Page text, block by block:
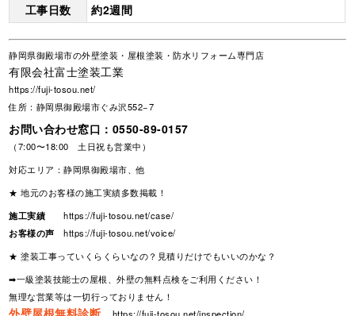
工事日数
約2週間
静岡県御殿場市の外壁塗装・屋根塗装・防水リフォーム専門店
有限会社富士塗装工業
https://fuji-tosou.net/
住所：静岡県御殿場市ぐみ沢552−7
お問い合わせ窓口： 0550-89-0157
（7:00〜18:00 土日祝も営業中）
対応エリア：静岡県御殿場市、他
★ 地元のお客様の施工実績多数掲載！
施工実績
https://fuji-tosou.net/case/
お客様の声
https://fuji-tosou.net/voice/
★ 塗装工事っていくらくらいなの？見積りだけでもいいのかな？
➡一級塗装技能士の屋根、外壁の無料点検をご利用ください！
無理な営業等は一切行っておりません！
外壁屋根無料診断